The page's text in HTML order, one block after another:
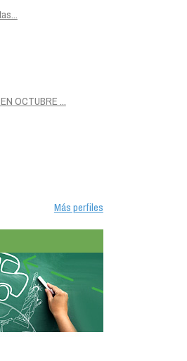
OCTUBRE ...
Más perfiles